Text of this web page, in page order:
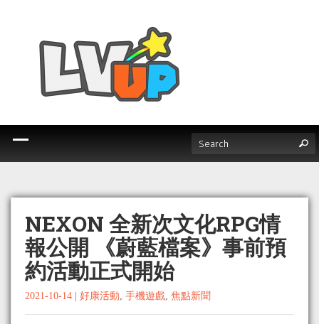
NEXON 全新次文化RPG情
報公開 《蔚藍檔案》事前預
約活動正式開始
2021-10-14 好康活動, 手機遊戲, 焦點新聞